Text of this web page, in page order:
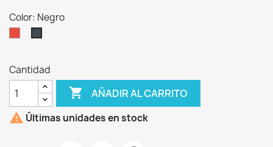
Color: Negro
Cantidad
 AÑADIR AL CARRITO
 Últimas unidades en stock